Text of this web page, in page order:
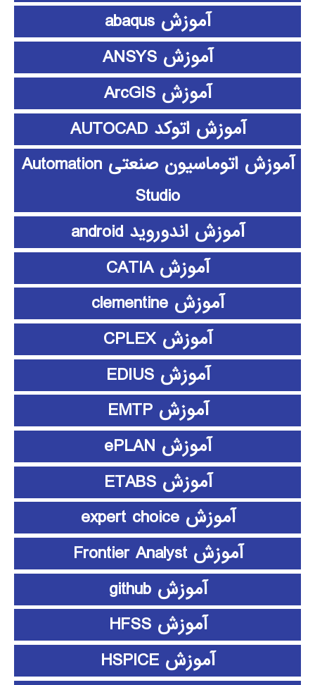
آموزش abaqus
آموزش ANSYS
آموزش ArcGIS
آموزش اتوکد AUTOCAD
آموزش اتوماسیون صنعتی Automation
Studio
آموزش اندوروید android
آموزش CATIA
آموزش clementine
آموزش CPLEX
آموزش EDIUS
آموزش EMTP
آموزش ePLAN
آموزش ETABS
آموزش expert choice
آموزش Frontier Analyst
آموزش github
آموزش HFSS
آموزش HSPICE